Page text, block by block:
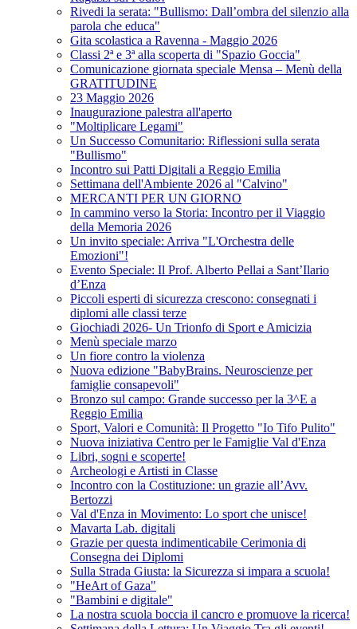
Rivedi la serata: "Bullismo: Dall’ombra del silenzio alla
parola che educa"
Gita scolastica a Ravenna - Maggio 2026
Classi 2ª e 3ª alla scoperta di "Spazio Goccia"
Comunicazione giornata speciale Mensa – Menù della
GRATITUDINE
23 Maggio 2026
Inaugurazione palestra all'aperto
"Moltiplicare Legami"
Un Successo Comunitario: Riflessioni sulla serata
"Bullismo"
Incontro sui Patti Digitali a Reggio Emilia
Settimana dell'Ambiente 2026 al "Calvino"
MERCANTI PER UN GIORNO
In cammino verso la Storia: Incontro per il Viaggio
della Memoria 2026
Un invito speciale: Arriva "L'Orchestra delle
Emozioni"!
Evento Speciale: Il Prof. Alberto Pellai a Sant’Ilario
d’Enza
Piccoli esperti di sicurezza crescono: consegnati i
diplomi alle classi terze
Giochiadi 2026- Un Trionfo di Sport e Amicizia
Menù speciale marzo
Un fiore contro la violenza
Nuova edizione "BabyBrains. Neuroscienze per
famiglie consapevoli"
Bronzo sul campo: Grande successo per la 3^E a
Reggio Emilia
Sport, Valori e Comunità: Il Progetto "Io Tifo Pulito"
Nuova iniziativa Centro per le Famiglie Val d'Enza
Libri, sogni e scoperte!
Archeologi e Artisti in Classe
Incontro con la Costituzione: un grazie all’Avv.
Bertozzi
Val d'Enza in Movimento: Lo sport che unisce!
Mavarta Lab. digitali
Grazie per questa indimenticabile Cerimonia di
Consegna dei Diplomi
Sulla Strada Giusta: la Sicurezza si impara a scuola!
"HeArt of Gaza"
"Bambini e digitale"
La nostra scuola boccia il cancro e promuove la ricerca!